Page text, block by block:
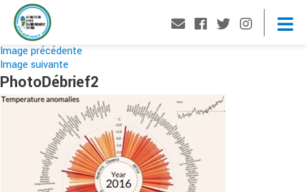
Image précédente
Image suivante
PhotoDébrief2